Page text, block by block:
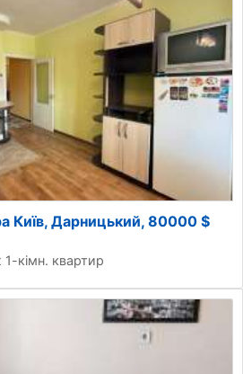
Київ, Дарницький, 80000 $
кімн. квартир